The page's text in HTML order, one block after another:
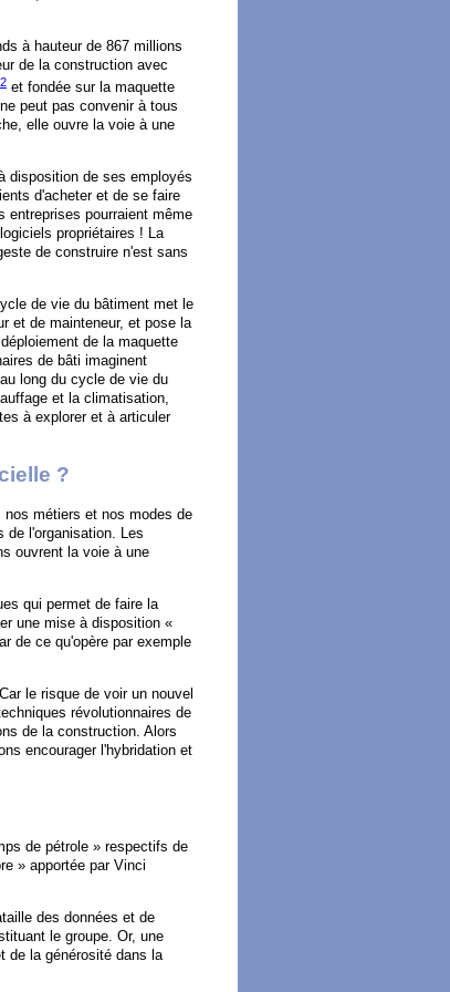
à hauteur de 867 millions
de la construction avec
2 et fondée sur la maquette
peut pas convenir à tous
elle ouvre la voie à une
disposition de ses employés
d'acheter et de se faire
entreprises pourraient même
propriétaires ! La
de construire n'est sans
de vie du bâtiment met le
et de mainteneur, et pose la
de la maquette
de bâti imaginent
long du cycle de vie du
et la climatisation,
à explorer et à articuler
?
nos métiers et nos modes de
de l'organisation. Les
ouvrent la voie à une
qui permet de faire la
une mise à disposition «
de ce qu'opère par exemple
le risque de voir un nouvel
révolutionnaires de
de la construction. Alors
encourager l'hybridation et
de pétrole » respectifs de
» apportée par Vinci
des données et de
le groupe. Or, une
de la générosité dans la